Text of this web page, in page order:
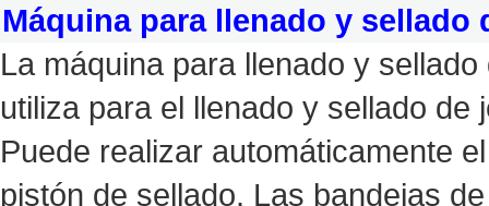
Máquina para llenado y sellado
La máquina para llenado y
utiliza para el llenado y sellado
Puede realizar automáticamente
pistón de sellado. Las bandejas